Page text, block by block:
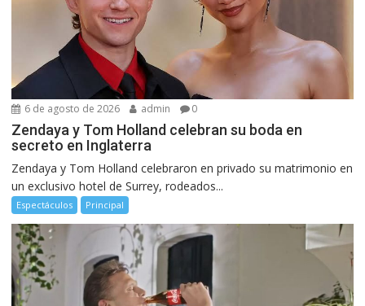
6 de agosto de 2026 admin 0
Zendaya y Tom Holland celebran su boda en
secreto en Inglaterra
Zendaya y Tom Holland celebraron en privado su matrimonio en
un exclusivo hotel de Surrey, rodeados...
Espectáculos Principal